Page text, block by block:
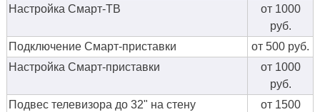
Настройка Смарт-ТВ
от 1000
руб.
Подключение Смарт-приставки
от 500 руб.
Настройка Смарт-приставки
от 1000
руб.
Подвес телевизора до 32" на стену
от 1500